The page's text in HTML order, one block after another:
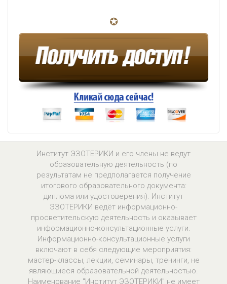
Институт ЭЗОТЕРИКИ и его члены не ведут
образовательную деятельность (по
результатам не предполагается получение
итогового образовательного документа:
диплома или удостоверения). Институт
ЭЗОТЕРИКИ ведёт информационно-
просветительскую деятельность и оказывает
информационно-консультационные услуги.
Информационно-консультационные услуги
включают в себя следующие мероприятия:
мастер-классы, лекции, семинары, тренинги, не
являющиеся образовательной деятельностью.
Наименование "Институт ЭЗОТЕРИКИ" не имеет